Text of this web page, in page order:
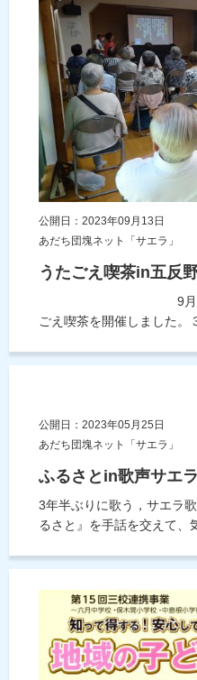
公開日：2023年09月13日
あだち団塊ネット「サエラ」
うたごえ喫茶in五反
9月10日五反野
ごえ喫茶を開催しました。
公開日：2023年05月25日
あだち団塊ネット「サエラ」
ふるさとin歌声サエラ
3年半ぶりに歌う，サエラ
るさと』を手話を交えて、